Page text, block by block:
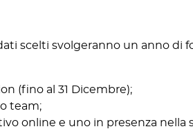
scelti svolgeranno un anno di
(fino al 31 Dicembre);
team;
online e uno in presenza